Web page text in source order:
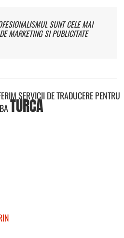
SUNT CELE MAI
MARKETING SI PUBLICITATE
SERVICII DE TRADUCERE PENTRU
TURCA